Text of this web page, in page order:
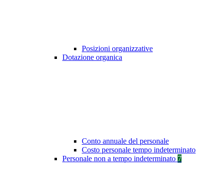
Posizioni organizzative
Dotazione organica
Conto annuale del personale
Costo personale tempo indeterminato
Personale non a tempo indeterminato 7